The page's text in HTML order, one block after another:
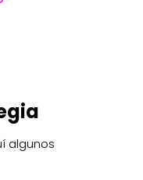
algunos